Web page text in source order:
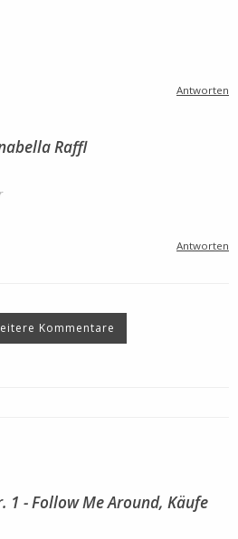
Antworten
Raffl
Antworten
Kommentare
1 - Follow Me Around, Käufe